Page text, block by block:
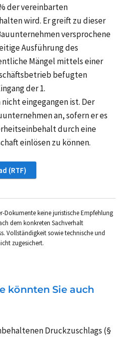
der vereinbarten
wird. Er greift zu dieser
versprochene
Ausführung des
Mängel mittels einer
befugten
der 1.
eingegangen ist. Der
an, sofern er es
durch eine
einlösen zu können.
(RTF)
Dokumente keine juristische Empfehlung
dem konkreten Sachverhalt
Vollständigkeit sowie technische und
zugesichert.
könnten Sie auch
Druckzuschlags (§